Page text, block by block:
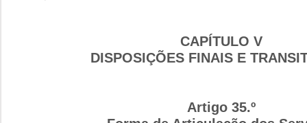
CAPÍTULO V
DISPOSIÇÕES FINAIS E
Artigo 35.º